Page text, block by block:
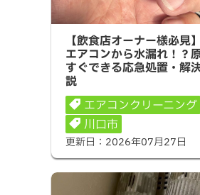
【飲食店オーナー様必見】業
コンから水漏れ！？原因と今
る応急処置・解決法を解説
【飲食店オーナー様必見
エアコンから水漏れ！？
すぐできる応急処置・解
説
エアコンクリーニング
川口市
更新日： 2026年07月27日